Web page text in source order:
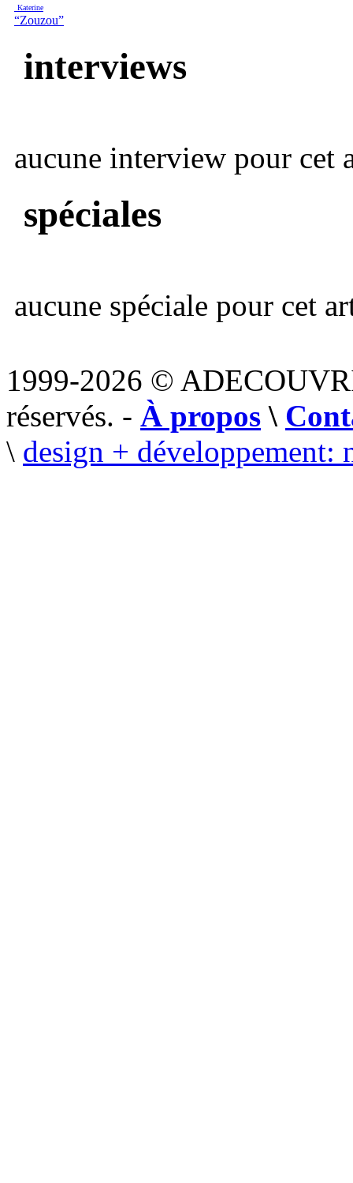
Katerine
“Zouzou”
interviews
aucune interview pour cet
spéciales
aucune spéciale pour cet
1999-2026 ©
réservés. - À propos \
\ design + développement: